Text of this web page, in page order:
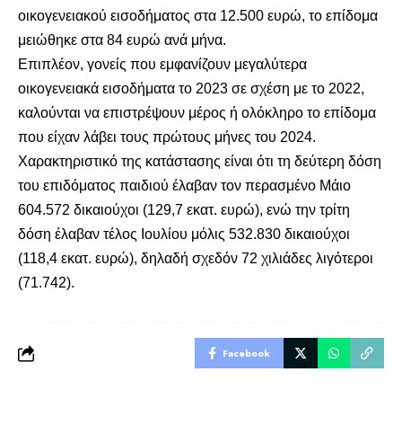
οικογενειακού εισοδήματος στα 12.500 ευρώ, το επίδομα
μειώθηκε στα 84 ευρώ ανά μήνα.
Επιπλέον, γονείς που εμφανίζουν μεγαλύτερα
οικογενειακά εισοδήματα το 2023 σε σχέση με το 2022,
καλούνται να επιστρέψουν μέρος ή ολόκληρο το επίδομα
που είχαν λάβει τους πρώτους μήνες του 2024.
Χαρακτηριστικό της κατάστασης είναι ότι τη δεύτερη δόση
του επιδόματος παιδιού έλαβαν τον περασμένο Μάιο
604.572 δικαιούχοι (129,7 εκατ. ευρώ), ενώ την τρίτη
δόση έλαβαν τέλος Ιουλίου μόλις 532.830 δικαιούχοι
(118,4 εκατ. ευρώ), δηλαδή σχεδόν 72 χιλιάδες λιγότεροι
(71.742).
Facebook